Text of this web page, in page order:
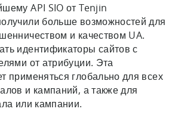
API SIO от Tenjin
больше возможностей для
и качеством UA.
идентификаторы сайтов с
от атрибуции. Эта
применяться глобально для всех
и кампаний, а также для
или кампании.